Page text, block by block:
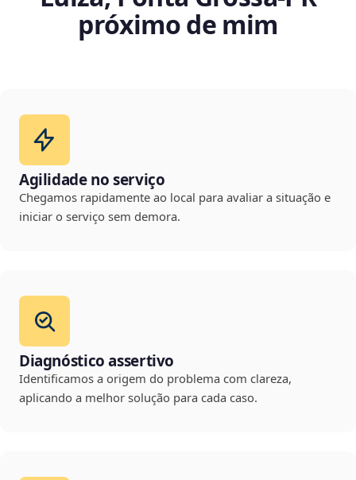
próximo de mim
Agilidade no serviço
Chegamos rapidamente ao local para avaliar a situação e
iniciar o serviço sem demora.
Diagnóstico assertivo
Identificamos a origem do problema com clareza,
aplicando a melhor solução para cada caso.